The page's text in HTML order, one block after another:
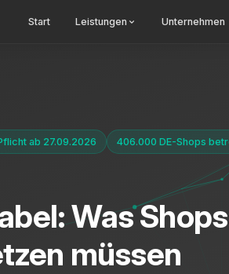
Start Leistungen Unternehmen
ab 27.09.2026 406.000 DE-Shops
Was
müssen